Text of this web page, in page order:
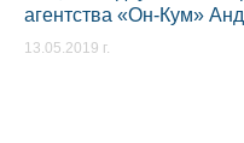
агентства «Он-Кум»
13.05.2019 г.